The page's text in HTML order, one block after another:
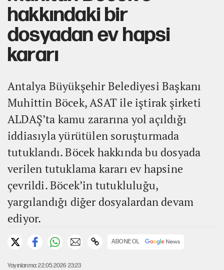
hakkındaki bir
dosyadan ev hapsi
kararı
Antalya Büyükşehir Belediyesi Başkanı
Muhittin Böcek, ASAT ile iştirak şirketi
ALDAŞ’ta kamu zararına yol açıldığı
iddiasıyla yürütülen soruşturmada
tutuklandı. Böcek hakkında bu dosyada
verilen tutuklama kararı ev hapsine
çevrildi. Böcek’in tutukluluğu,
yargılandığı diğer dosyalardan devam
ediyor.
ABONE OL
Yayınlanma: 22.05.2026 23:23